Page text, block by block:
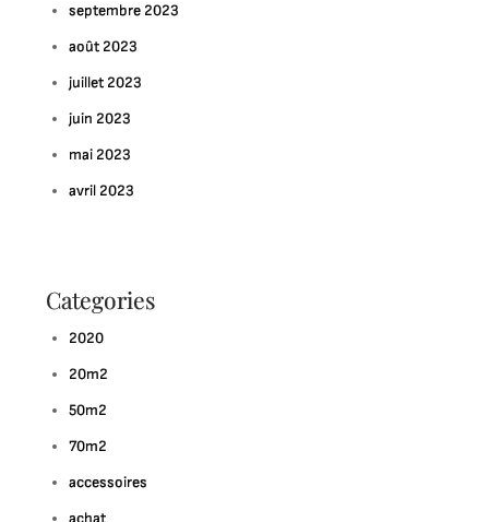
septembre 2023
août 2023
juillet 2023
juin 2023
mai 2023
avril 2023
Categories
2020
20m2
50m2
70m2
accessoires
achat